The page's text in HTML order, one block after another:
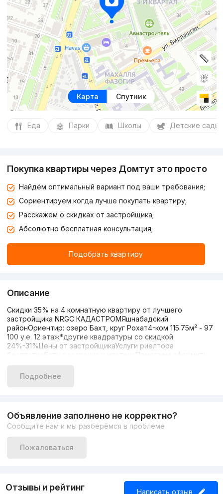
Карта Спутник
Еда Парки Школы Детские сады
Покупка квартиры через Домтут это просто
Найдём оптимальный вариант под ваши требования;
Сориентируем когда лучше покупать квартиру;
Расскажем о скидках от застройщика;
Абсолютно бесплатная консультация;
Подобрать квартиру
Описание
Скидки 35% на 4 комнатную квартиру от лучшего
застройщика NRGС КАДАСТРОМЯшнабадский
районОриентир: озеро Бахт, круг Рохат4-ком 115.75м² - 97
100 у.е. 12 этаж*другие квадратуры со скидкой
24%-31%Цены от застройщикаУслуги риелтора
бесплатноЕсть рассрочка и ипотекаПомогаем оформить
Подробнее
Объявление заполнено не корректно?
Сообщите нам и мы разберёмся в проблеме
Пожаловаться
Отзывы и рейтинг Написать отзыв